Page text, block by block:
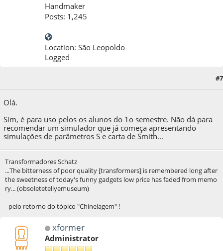
Handmaker
Posts: 1,245
Location: São Leopoldo
Logged
#7
Olá.
Sím, é para uso pelos os alunos do 1o semestre. Não dá para
recomendar um simulador que já começa apresentando
simulações de parâmetros S e carta de Smith...
Transformadores Schatz
...The bitterness of poor quality [transformers] is remembered long after
the sweetness of today's funny gadgets low price has faded from memo
ry... (obsoletetellyemuseum)
- pelo retorno do tópico "Chinelagem" !
xformer
Administrator